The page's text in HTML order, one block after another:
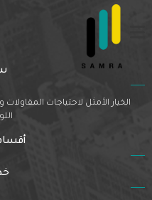
Nothing Found
for. Perhaps searching can help.
الخيار الأمثل لاحتياجات